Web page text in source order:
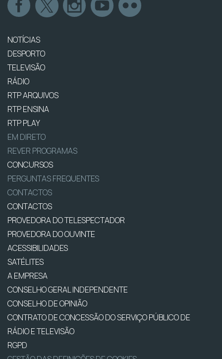
NOTÍCIAS
DESPORTO
TELEVISÃO
RÁDIO
RTP ARQUIVOS
RTP ENSINA
RTP PLAY
EM DIRETO
REVER PROGRAMAS
CONCURSOS
PERGUNTAS FREQUENTES
CONTACTOS
CONTACTOS
PROVEDORA DO TELESPECTADOR
PROVEDORA DO OUVINTE
ACESSIBILIDADES
SATÉLITES
A EMPRESA
CONSELHO GERAL INDEPENDENTE
CONSELHO DE OPINIÃO
CONTRATO DE CONCESSÃO DO SERVIÇO PÚBLICO DE
RÁDIO E TELEVISÃO
RGPD